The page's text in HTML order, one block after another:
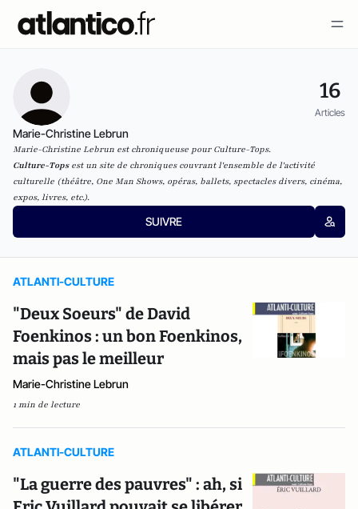
16
Articles
Marie-Christine Lebrun
Marie-Christine Lebrun est chroniqueuse pour Culture-Tops.
Culture-Topsest un site de chroniques couvrant l'ensemble de l'activité
culturelle (théâtre, One Man Shows, opéras, ballets, spectacles divers, cinéma,
expos, livres, etc.).
SUIVRE
ATLANTI-CULTURE
"Deux Soeurs" de David
Foenkinos : un bon Foenkinos,
mais pas le meilleur
Marie-Christine Lebrun
1 min de lecture
ATLANTI-CULTURE
"La guerre des pauvres" : ah, si